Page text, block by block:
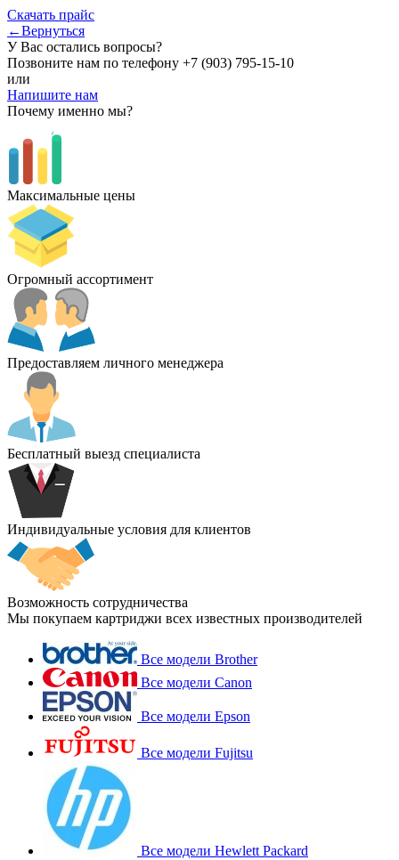
Скачать прайс
←Вернуться
У Вас остались вопросы?
Позвоните нам по телефону +7 (903) 795-15-10
или
Напишите нам
Почему именно мы?
Максимальные цены
Огромный ассортимент
Предоставляем личного менеджера
Бесплатный выезд специалиста
Индивидуальные условия для клиентов
Возможность сотрудничества
Мы покупаем картриджи всех известных производителей
Все модели Brother
Все модели Canon
Все модели Epson
Все модели Fujitsu
Все модели Hewlett Packard